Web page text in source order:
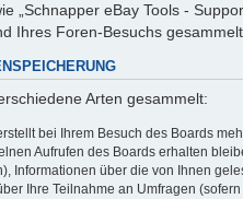
„Schnapper eBay Tools -
Ihres Foren-Besuchs
Arten gesammelt:
bei Ihrem Besuch des Boards
Aufrufen des Boards erhalten
Informationen über die von Ihnen
Ihre Teilnahme an Umfragen